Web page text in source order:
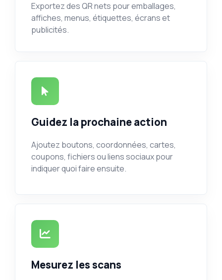
Exportez des QR nets pour emballages,
affiches, menus, étiquettes, écrans et
publicités.
Guidez la prochaine action
Ajoutez boutons, coordonnées, cartes,
coupons, fichiers ou liens sociaux pour
indiquer quoi faire ensuite.
Mesurez les scans